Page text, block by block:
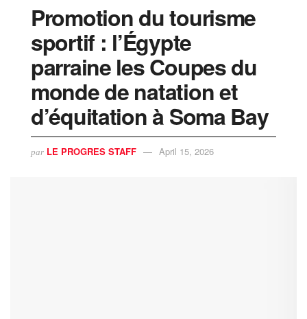
Promotion du tourisme
sportif : l’Égypte
parraine les Coupes du
monde de natation et
d’équitation à Soma Bay
par LE PROGRES STAFF April 15, 2026